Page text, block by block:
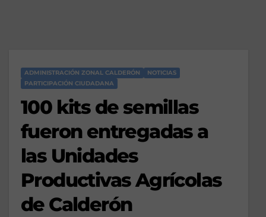
ADMINISTRACIÓN ZONAL CALDERÓN
NOTICIAS
PARTICIPACIÓN CIUDADANA
100 kits de semillas
fueron entregadas a
las Unidades
Productivas Agrícolas
de Calderón